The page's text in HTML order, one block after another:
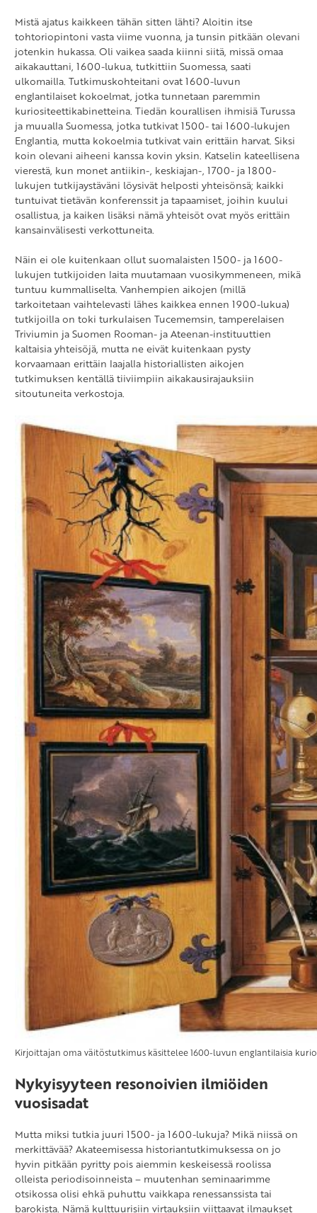
Mistä ajatus kaikkeen tähän sitten lähti? Aloitin itse
tohtoriopintoni vasta viime vuonna, ja tunsin pitkään olevani
jotenkin hukassa. Oli vaikea saada kiinni siitä, missä omaa
aikakauttani, 1600-lukua, tutkittiin Suomessa, saati
ulkomailla. Tutkimuskohteitani ovat 1600-luvun
englantilaiset kokoelmat, jotka tunnetaan paremmin
kuriositeettikabinetteina. Tiedän kourallisen ihmisiä Turussa
ja muualla Suomessa, jotka tutkivat 1500- tai 1600-lukujen
Englantia, mutta kokoelmia tutkivat vain erittäin harvat. Siksi
koin olevani aiheeni kanssa kovin yksin. Katselin kateellisena
vierestä, kun monet antiikin-, keskiajan-, 1700- ja 1800-
lukujen tutkijaystäväni löysivät helposti yhteisönsä; kaikki
tuntuivat tietävän konferenssit ja tapaamiset, joihin kuului
osallistua, ja kaiken lisäksi nämä yhteisöt ovat myös erittäin
kansainvälisesti verkottuneita.
Näin ei ole kuitenkaan ollut suomalaisten 1500- ja 1600-
lukujen tutkijoiden laita muutamaan vuosikymmeneen, mikä
tuntuu kummalliselta. Vanhempien aikojen (millä
tarkoitetaan vaihtelevasti lähes kaikkea ennen 1900-lukua)
tutkijoilla on toki turkulaisen Tucememsin, tamperelaisen
Triviumin ja Suomen Rooman- ja Ateenan-instituuttien
kaltaisia yhteisöjä, mutta ne eivät kuitenkaan pysty
korvaamaan erittäin laajalla historiallisten aikojen
tutkimuksen kentällä tiiviimpiin aikakausirajauksiin
sitoutuneita verkostoja.
Kirjoittajan oma väitöstutkimus käsittelee 1600-luvun englantilaisia
Nykyisyyteen resonoivien ilmiöiden
vuosisadat
Mutta miksi tutkia juuri 1500- ja 1600-lukuja? Mikä niissä on
merkittävää? Akateemisessa historiantutkimuksessa on jo
hyvin pitkään pyritty pois aiemmin keskeisessä roolissa
olleista periodisoinneista – muutenhan seminaarimme
otsikossa olisi ehkä puhuttu vaikkapa renessanssista tai
barokista. Nämä kulttuurisiin virtauksiin viittaavat ilmaukset